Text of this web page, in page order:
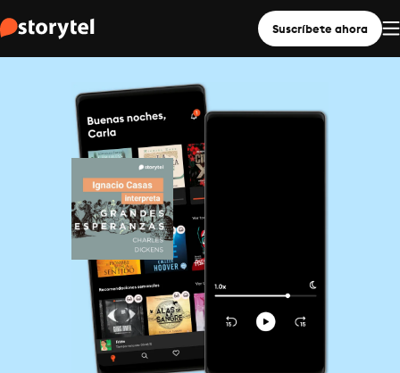
Suscríbete ahora